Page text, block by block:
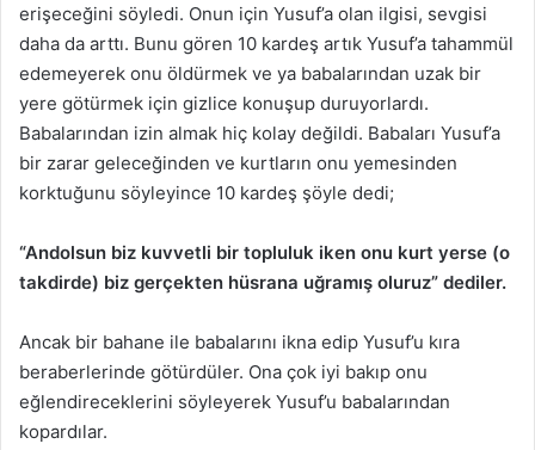
erişeceğini söyledi. Onun için Yusuf’a olan ilgisi, sevgisi
daha da arttı. Bunu gören 10 kardeş artık Yusuf’a tahammül
edemeyerek onu öldürmek ve ya babalarından uzak bir
yere götürmek için gizlice konuşup duruyorlardı.
Babalarından izin almak hiç kolay değildi. Babaları Yusuf’a
bir zarar geleceğinden ve kurtların onu yemesinden
korktuğunu söyleyince 10 kardeş şöyle dedi;
“Andolsun biz kuvvetli bir topluluk iken onu kurt yerse (o
takdirde) biz gerçekten hüsrana uğramış oluruz” dediler.
Ancak bir bahane ile babalarını ikna edip Yusuf’u kıra
beraberlerinde götürdüler. Ona çok iyi bakıp onu
eğlendireceklerini söyleyerek Yusuf’u babalarından
kopardılar.